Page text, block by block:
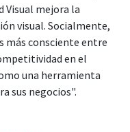
Visual mejora la
visual. Socialmente,
más consciente entre
en el
una herramienta
sus negocios".